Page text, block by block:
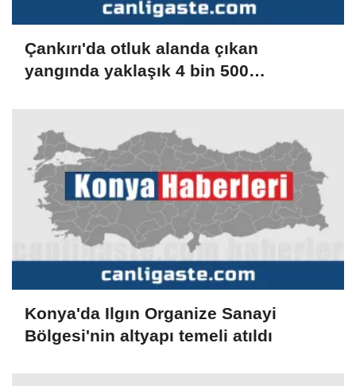
Çankırı'da otluk alanda çıkan
yangında yaklaşık 4 bin 500
Konya'da Ilgın Organize Sanayi
Bölgesi'nin altyapı temeli atıldı